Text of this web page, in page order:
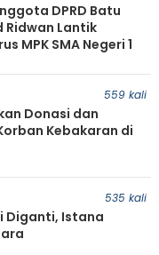
DPRD Batu
Ridwan Lantik
MPK SMA Negeri 1
559 kali
Donasi dan
Kebakaran di
535 kali
Diganti, Istana